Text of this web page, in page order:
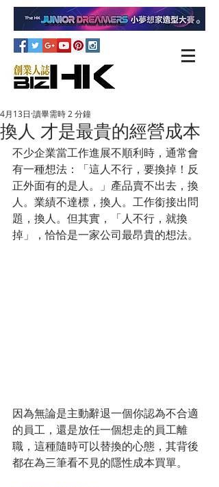
換人 才是最貴的經營成本
4月13日 讀畢需時 2 分鐘
不少企業當工作進展不順利時，通常會
有一種想法：「這人不行，要換掉！反
正外面有的是人。」產品賣不出去，換
人。業績不達標，換人。工作銜接出問
題，換人。但其實，「人不行，就換
掉」，恰恰是一家公司最昂貴的想法。
因為無論是主動辭退一個你認為不合適
的員工，還是放任一個想走的員工離
職，這種隨時可以替換的心態，其背後
都在為三筆看不見的隱性成本買單。